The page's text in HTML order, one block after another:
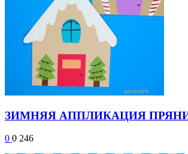
ЗИМНЯЯ АППЛИКАЦИЯ
0 0 246